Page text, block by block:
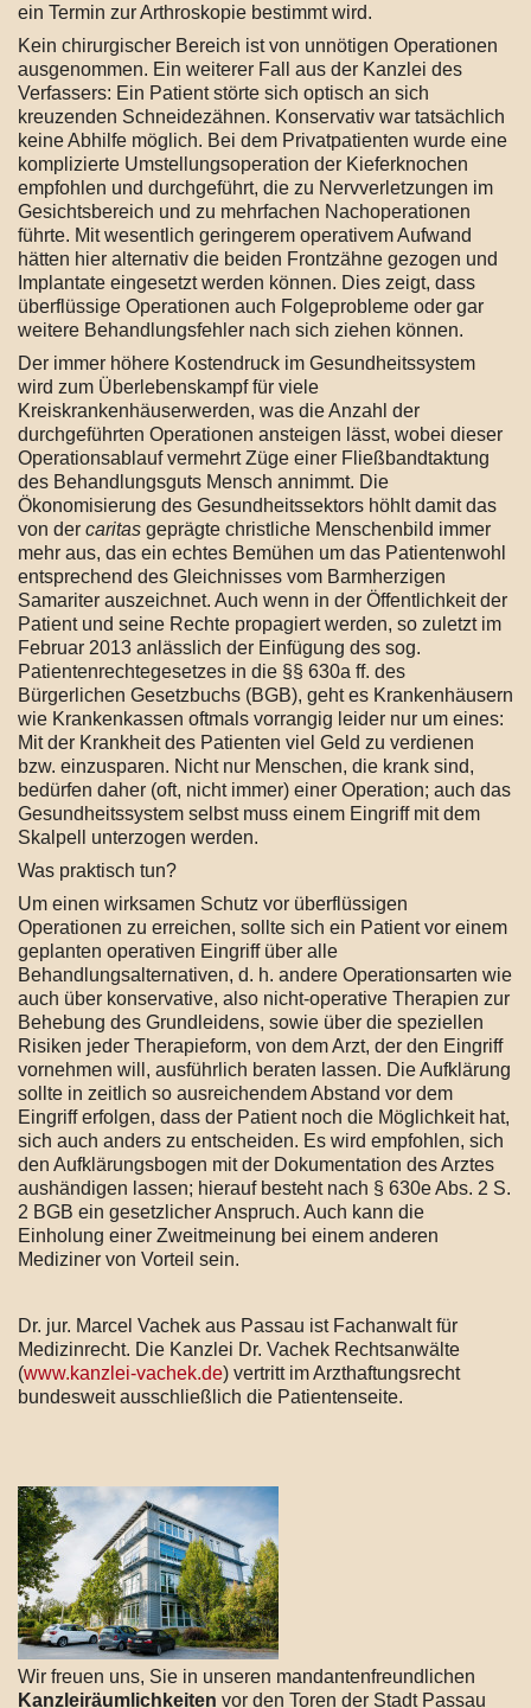
ein Termin zur Arthroskopie bestimmt wird.
Kein chirurgischer Bereich ist von unnötigen Operationen
ausgenommen. Ein weiterer Fall aus der Kanzlei des
Verfassers: Ein Patient störte sich optisch an sich
kreuzenden Schneidezähnen. Konservativ war tatsächlich
keine Abhilfe möglich. Bei dem Privatpatienten wurde eine
komplizierte Umstellungsoperation der Kieferknochen
empfohlen und durchgeführt, die zu Nervverletzungen im
Gesichtsbereich und zu mehrfachen Nachoperationen
führte. Mit wesentlich geringerem operativem Aufwand
hätten hier alternativ die beiden Frontzähne gezogen und
Implantate eingesetzt werden können. Dies zeigt, dass
überflüssige Operationen auch Folgeprobleme oder gar
weitere Behandlungsfehler nach sich ziehen können.
Der immer höhere Kostendruck im Gesundheitssystem
wird zum Überlebenskampf für viele
Kreiskrankenhäuserwerden, was die Anzahl der
durchgeführten Operationen ansteigen lässt, wobei dieser
Operationsablauf vermehrt Züge einer Fließbandtaktung
des Behandlungsguts Mensch annimmt. Die
Ökonomisierung des Gesundheitssektors höhlt damit das
von der caritas geprägte christliche Menschenbild immer
mehr aus, das ein echtes Bemühen um das Patientenwohl
entsprechend des Gleichnisses vom Barmherzigen
Samariter auszeichnet. Auch wenn in der Öffentlichkeit der
Patient und seine Rechte propagiert werden, so zuletzt im
Februar 2013 anlässlich der Einfügung des sog.
Patientenrechtegesetzes in die §§ 630a ff. des
Bürgerlichen Gesetzbuchs (BGB), geht es Krankenhäusern
wie Krankenkassen oftmals vorrangig leider nur um eines:
Mit der Krankheit des Patienten viel Geld zu verdienen
bzw. einzusparen. Nicht nur Menschen, die krank sind,
bedürfen daher (oft, nicht immer) einer Operation; auch das
Gesundheitssystem selbst muss einem Eingriff mit dem
Skalpell unterzogen werden.
Was praktisch tun?
Um einen wirksamen Schutz vor überflüssigen
Operationen zu erreichen, sollte sich ein Patient vor einem
geplanten operativen Eingriff über alle
Behandlungsalternativen, d. h. andere Operationsarten wie
auch über konservative, also nicht-operative Therapien zur
Behebung des Grundleidens, sowie über die speziellen
Risiken jeder Therapieform, von dem Arzt, der den Eingriff
vornehmen will, ausführlich beraten lassen. Die Aufklärung
sollte in zeitlich so ausreichendem Abstand vor dem
Eingriff erfolgen, dass der Patient noch die Möglichkeit hat,
sich auch anders zu entscheiden. Es wird empfohlen, sich
den Aufklärungsbogen mit der Dokumentation des Arztes
aushändigen lassen; hierauf besteht nach § 630e Abs. 2 S.
2 BGB ein gesetzlicher Anspruch. Auch kann die
Einholung einer Zweitmeinung bei einem anderen
Mediziner von Vorteil sein.
Dr. jur. Marcel Vachek aus Passau ist Fachanwalt für
Medizinrecht. Die Kanzlei Dr. Vachek Rechtsanwälte
(www.kanzlei-vachek.de) vertritt im Arzthaftungsrecht
bundesweit ausschließlich die Patientenseite.
Wir freuen uns, Sie in unseren mandantenfreundlichen
Kanzleiräumlichkeiten vor den Toren der Stadt Passau